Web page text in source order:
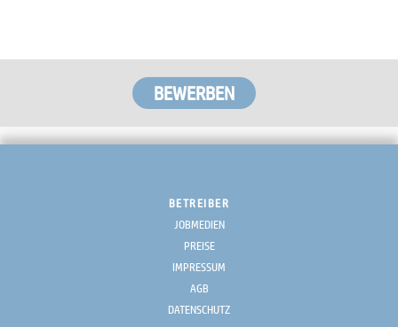
BETREIBER
JOBMEDIEN
PREISE
IMPRESSUM
AGB
DATENSCHUTZ